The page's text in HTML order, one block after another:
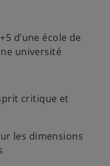
d’une école de
université
critique et
les dimensions